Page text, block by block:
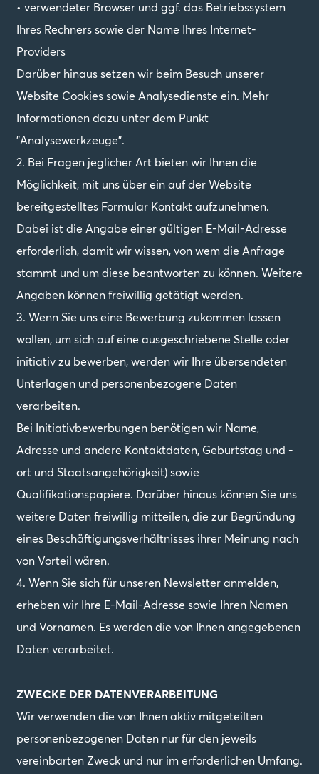
• verwendeter Browser und ggf. das Betriebssystem
Ihres Rechners sowie der Name Ihres Internet-
Providers
Darüber hinaus setzen wir beim Besuch unserer
Website Cookies sowie Analysedienste ein. Mehr
Informationen dazu unter dem Punkt
"Analysewerkzeuge".
2. Bei Fragen jeglicher Art bieten wir Ihnen die
Möglichkeit, mit uns über ein auf der Website
bereitgestelltes Formular Kontakt aufzunehmen.
Dabei ist die Angabe einer gültigen E-Mail-Adresse
erforderlich, damit wir wissen, von wem die Anfrage
stammt und um diese beantworten zu können. Weitere
Angaben können freiwillig getätigt werden.
3. Wenn Sie uns eine Bewerbung zukommen lassen
wollen, um sich auf eine ausgeschriebene Stelle oder
initiativ zu bewerben, werden wir Ihre übersendeten
Unterlagen und personenbezogene Daten
verarbeiten.
Bei Initiativbewerbungen benötigen wir Name,
Adresse und andere Kontaktdaten, Geburtstag und -
ort und Staatsangehörigkeit) sowie
Qualifikationspapiere. Darüber hinaus können Sie uns
weitere Daten freiwillig mitteilen, die zur Begründung
eines Beschäftigungsverhältnisses ihrer Meinung nach
von Vorteil wären.
4. Wenn Sie sich für unseren Newsletter anmelden,
erheben wir Ihre E-Mail-Adresse sowie Ihren Namen
und Vornamen. Es werden die von Ihnen angegebenen
Daten verarbeitet.
ZWECKE DER DATENVERARBEITUNG
Wir verwenden die von Ihnen aktiv mitgeteilten
personenbezogenen Daten nur für den jeweils
vereinbarten Zweck und nur im erforderlichen Umfang.